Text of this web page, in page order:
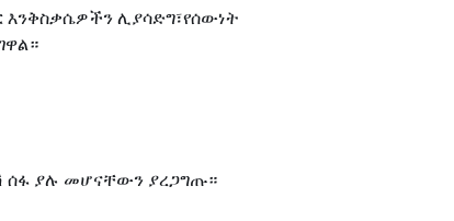
ሊያሳድግ፣የሰውነት
ሰፋ ያሉ መሆናቸውን ያረጋግጡ።